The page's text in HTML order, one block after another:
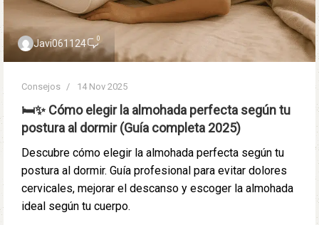
Javi061124 0
Consejos 14 Nov 2025
🛏️✨ Cómo elegir la almohada perfecta según tu
postura al dormir (Guía completa 2025)
Descubre cómo elegir la almohada perfecta según tu
postura al dormir. Guía profesional para evitar dolores
cervicales, mejorar el descanso y escoger la almohada
ideal según tu cuerpo.